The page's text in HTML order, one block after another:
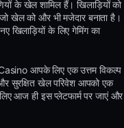
के खेल शामिल हैं। खिलाड़ियों को
खेल को और भी मजेदार बनाता है।
के लिए गेमिंग का
आपके लिए एक उत्तम विकल्प
सुरक्षित खेल परिवेश आपको एक
आज ही इस प्लेटफार्म पर जाएं और